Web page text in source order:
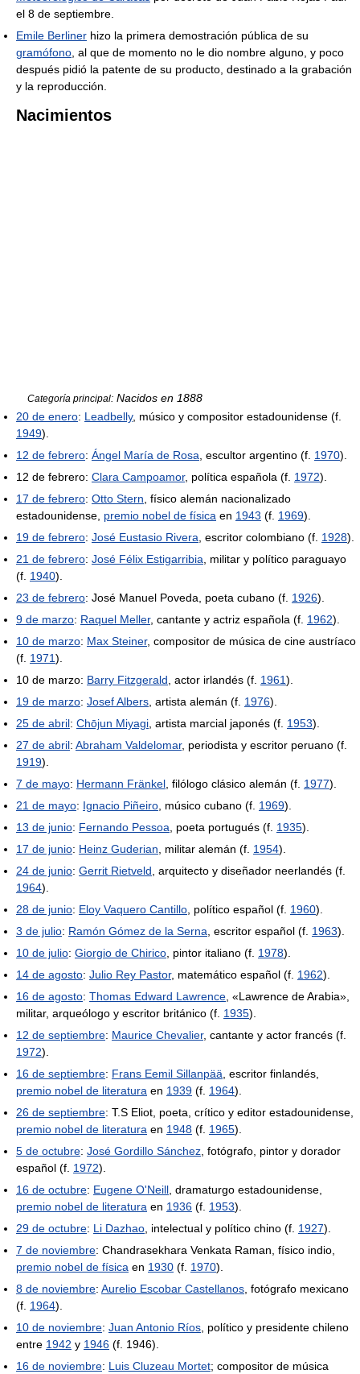
el 8 de septiembre.
Emile Berliner hizo la primera demostración pública de su
gramófono , al que de momento no le dio nombre alguno, y poco
después pidió la patente de su producto, destinado a la grabación
y la reproducción.
Nacimientos
Categoría principal: Nacidos en 1888
20 de enero: Leadbelly, músico y compositor estadounidense (f.
1949).
12 de febrero: Ángel María de Rosa , escultor argentino (f. 1970).
12 de febrero: Clara Campoamor, política española (f. 1972).
17 de febrero: Otto Stern , físico alemán nacionalizado
estadounidense, premio nobel de física en 1943 (f. 1969).
19 de febrero: José Eustasio Rivera , escritor colombiano (f. 1928).
21 de febrero: José Félix Estigarribia , militar y político paraguayo
(f. 1940).
23 de febrero: José Manuel Poveda, poeta cubano (f. 1926).
9 de marzo: Raquel Meller, cantante y actriz española (f. 1962).
10 de marzo: Max Steiner, compositor de música de cine austríaco
(f. 1971).
10 de marzo: Barry Fitzgerald , actor irlandés (f. 1961).
19 de marzo: Josef Albers , artista alemán (f. 1976).
25 de abril: Chōjun Miyagi , artista marcial japonés (f. 1953).
27 de abril: Abraham Valdelomar, periodista y escritor peruano (f.
1919).
7 de mayo: Hermann Fränkel , filólogo clásico alemán (f. 1977).
21 de mayo: Ignacio Piñeiro , músico cubano (f. 1969).
13 de junio: Fernando Pessoa , poeta portugués (f. 1935).
17 de junio: Heinz Guderian , militar alemán (f. 1954).
24 de junio: Gerrit Rietveld , arquitecto y diseñador neerlandés (f.
1964).
28 de junio: Eloy Vaquero Cantillo , político español (f. 1960).
3 de julio: Ramón Gómez de la Serna , escritor español (f. 1963).
10 de julio: Giorgio de Chirico , pintor italiano (f. 1978).
14 de agosto: Julio Rey Pastor, matemático español (f. 1962).
16 de agosto: Thomas Edward Lawrence , «Lawrence de Arabia»,
militar, arqueólogo y escritor británico (f. 1935).
12 de septiembre: Maurice Chevalier, cantante y actor francés (f.
1972).
16 de septiembre: Frans Eemil Sillanpää , escritor finlandés,
premio nobel de literatura en 1939 (f. 1964).
26 de septiembre: T.S Eliot, poeta, crítico y editor estadounidense,
premio nobel de literatura en 1948 (f. 1965).
5 de octubre: José Gordillo Sánchez , fotógrafo, pintor y dorador
español (f. 1972).
16 de octubre: Eugene O'Neill , dramaturgo estadounidense,
premio nobel de literatura en 1936 (f. 1953).
29 de octubre: Li Dazhao , intelectual y político chino (f. 1927).
7 de noviembre: Chandrasekhara Venkata Raman, físico indio,
premio nobel de física en 1930 (f. 1970).
8 de noviembre: Aurelio Escobar Castellanos , fotógrafo mexicano
(f. 1964).
10 de noviembre: Juan Antonio Ríos , político y presidente chileno
entre 1942 y 1946 (f. 1946).
16 de noviembre: Luis Cluzeau Mortet; compositor de música